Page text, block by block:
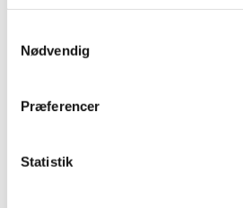
Nødvendig
Præferencer
Statistik